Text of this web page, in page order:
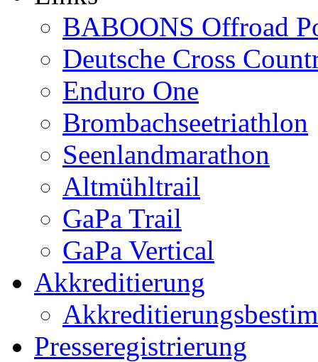
BABOONS Offroad
Deutsche Cross
Enduro One
Brombachseetriathlon
Seenlandmarathon
Altmühltrail
GaPa Trail
GaPa Vertical
Akkreditierung
Presseregistrierung